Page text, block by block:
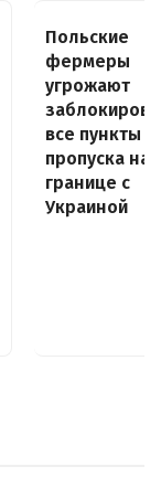
Польские
фермеры
угрожают
все пункты
пропуска на
границе с
Украиной